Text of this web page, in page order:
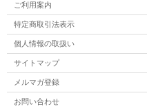
ご利用案内
特定商取引法表示
個人情報の取扱い
サイトマップ
メルマガ登録
お問い合わせ